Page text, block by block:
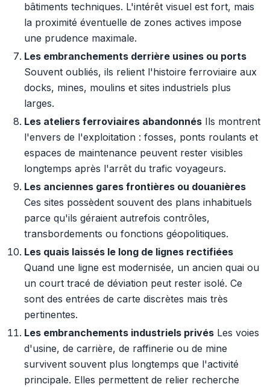
bâtiments techniques. L'intérêt visuel est fort, mais
la proximité éventuelle de zones actives impose
une prudence maximale.
Les embranchements derrière usines ou ports
Souvent oubliés, ils relient l'histoire ferroviaire aux
docks, mines, moulins et sites industriels plus
larges.
Les ateliers ferroviaires abandonnés Ils montrent
l'envers de l'exploitation : fosses, ponts roulants et
espaces de maintenance peuvent rester visibles
longtemps après l'arrêt du trafic voyageurs.
Les anciennes gares frontières ou douanières
Ces sites possèdent souvent des plans inhabituels
parce qu'ils géraient autrefois contrôles,
transbordements ou fonctions géopolitiques.
Les quais laissés le long de lignes rectifiées
Quand une ligne est modernisée, un ancien quai ou
un court tracé de déviation peut rester isolé. Ce
sont des entrées de carte discrètes mais très
pertinentes.
Les embranchements industriels privés Les voies
d'usine, de carrière, de raffinerie ou de mine
survivent souvent plus longtemps que l'activité
principale. Elles permettent de relier recherche